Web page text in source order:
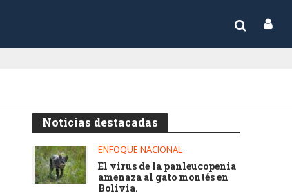
Noticias destacadas
ENFOQUE NACIONAL
El virus de la panleucopenia
amenaza al gato montés en
Bolivia.